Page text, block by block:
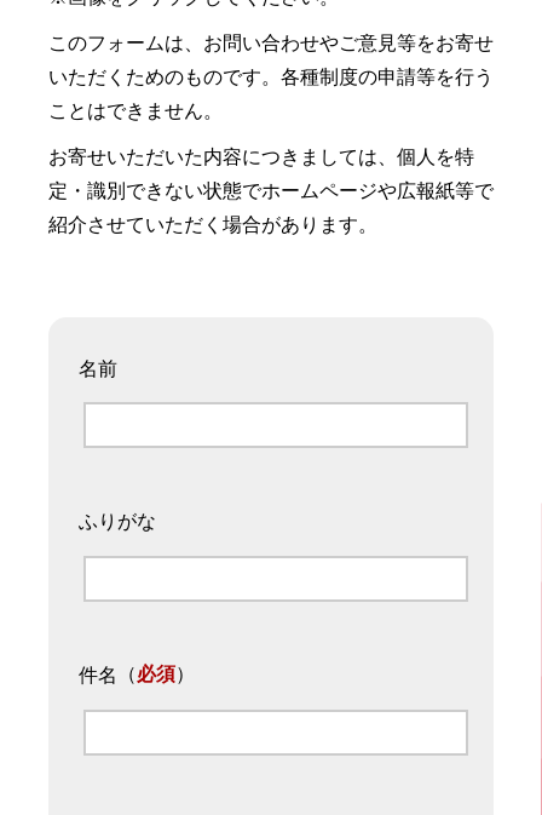
このフォームは、お問い合わせやご意見等をお寄せ
いただくためのものです。各種制度の申請等を行う
ことはできません。
お寄せいただいた内容につきましては、個人を特
定・識別できない状態でホームページや広報紙等で
紹介させていただく場合があります。
名前
ふりがな
件名 （必須）